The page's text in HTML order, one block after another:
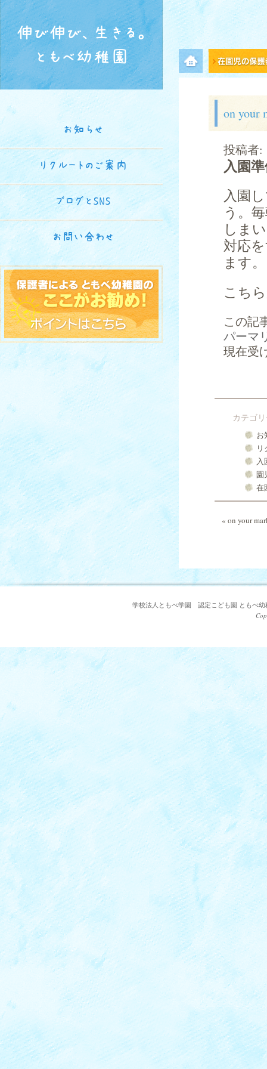
伸び伸び、生きる。
ともべ幼稚園
メニュー項目
on your
投稿者:
入園
入園
う。
しま
対応
ます。
こちら
この記
パーマ
現在受
カテゴ
お
入
園
在
« on your
お知らせ
リクルートのご案内
ブログとSNS
お問い合わせ
学校法人ともべ学園 認定こども園 ともべ